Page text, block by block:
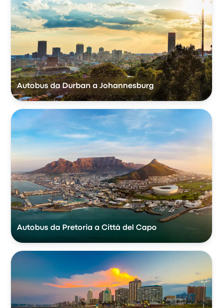
Autobus da Durban a Johannesburg
Autobus da Pretoria a Città del Capo